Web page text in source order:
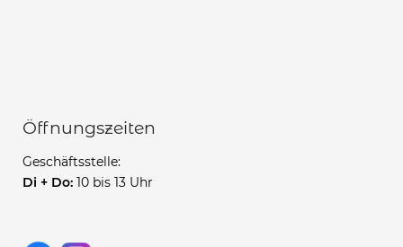
Öffnungszeiten
Geschäftsstelle:
Di + Do: 10 bis 13 Uhr